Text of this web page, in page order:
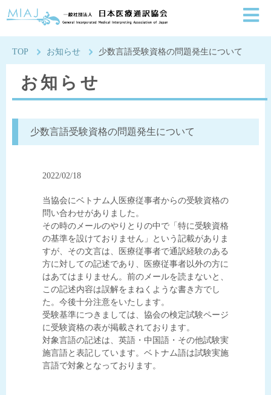
一般社団法人日本医療
TOP お知らせ 少数言語受験資格の問題発生について
お知らせ
少数言語受験資格の問題発生について
2022/02/18
当協会にベトナム人医療従事者からの受験資格の
問い合わせがありました。
その時のメールのやりとりの中で「特に受験資格
の基準を設けておりません」という記載がありま
すが、その文言は、医療従事者で通訳経験のある
方に対しての記述であり、医療従事者以外の方に
はあてはまりません。前のメールを読まないと、
この記述内容は誤解をまねくような書き方でし
た。今後十分注意をいたします。
受験基準につきましては、協会の検定試験ページ
に受験資格の表が掲載されております。
対象言語の記述は、英語・中国語・その他試験実
施言語と表記しています。ベトナム語は試験実施
言語で対象となっております。